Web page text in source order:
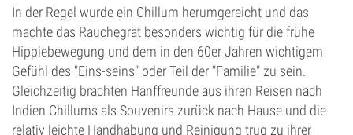
In der Regel wurde ein Chillum herumgereicht und das
machte das Rauchegrät besonders wichtig für die frühe
Hippiebewegung und dem in den 60er Jahren wichtigem
Gefühl des "Eins-seins" oder Teil der "Familie" zu sein.
Gleichzeitig brachten Hanffreunde aus ihren Reisen nach
Indien Chillums als Souvenirs zurück nach Hause und die
relativ leichte Handhabung und Reinigung trug zu ihrer